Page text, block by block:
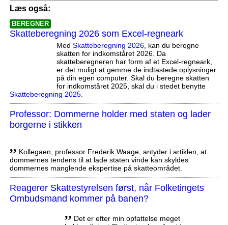
Læs også:
BEREGNER
Skatteberegning 2026 som Excel-regneark
Med Skatteberegning 2026, kan du beregne
skatten for indkomståret 2026. Da
skatteberegneren har form af et Excel-regneark,
er det muligt at gemme de indtastede oplysninger
på din egen computer. Skal du beregne skatten
for indkomståret 2025, skal du i stedet benytte
Skatteberegning 2025.
Professor: Dommerne holder med staten og lader
borgerne i stikken
,, Kollegaen, professor Frederik Waage, antyder i artiklen, at
dommernes tendens til at lade staten vinde kan skyldes
dommernes manglende ekspertise på skatteområdet.
Reagerer Skattestyrelsen først, når Folketingets
Ombudsmand kommer på banen?
,, Det er efter min opfattelse meget